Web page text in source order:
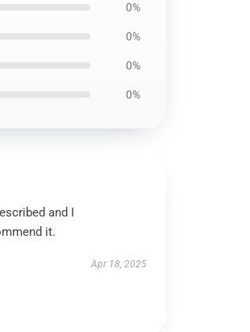
0%
0%
0%
0%
and I
it.
Apr 18, 2025